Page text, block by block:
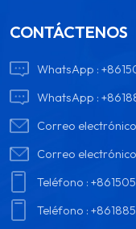
CONTÁCTENOS
WhatsApp :
WhatsApp :
Correo
Correo
Teléfono :
Teléfono :